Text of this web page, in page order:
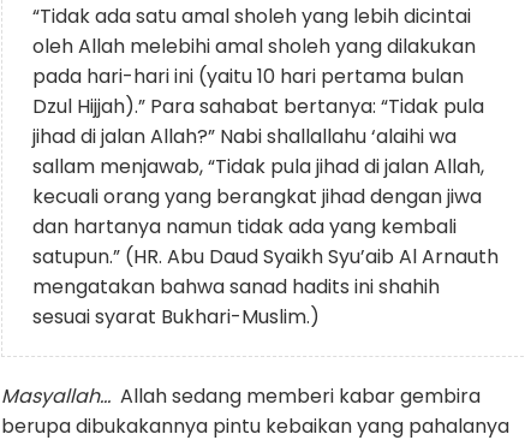
“Tidak ada satu amal sholeh yang lebih dicintai
oleh Allah melebihi amal sholeh yang dilakukan
pada hari-hari ini (yaitu 10 hari pertama bulan
Dzul Hijjah).” Para sahabat bertanya: “Tidak pula
jihad di jalan Allah?” Nabi shallallahu ‘alaihi wa
sallam menjawab, “Tidak pula jihad di jalan Allah,
kecuali orang yang berangkat jihad dengan jiwa
dan hartanya namun tidak ada yang kembali
satupun.” (HR. Abu Daud Syaikh Syu’aib Al Arnauth
mengatakan bahwa sanad hadits ini shahih
sesuai syarat Bukhari-Muslim.)
Masyallah… Allah sedang memberi kabar gembira
berupa dibukakannya pintu kebaikan yang pahalanya